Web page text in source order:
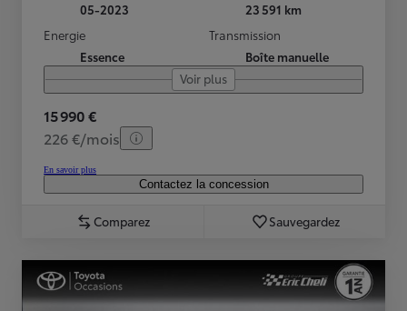
05-2023
23 591 km
Energie
Essence
Transmission
Boîte manuelle
Voir plus
15 990 €
226 €/mois
En savoir plus
Contactez la concession
Comparez Sauvegardez